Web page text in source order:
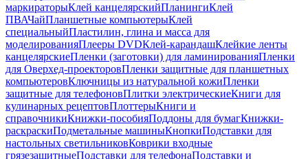
маркираторыКлей канцелярскийПланингиКлей
ПВАЧайПланшетные компьютерыКлей
специальныйПластилин, глина и масса для
моделированияПлееры DVDКлей-карандашКлейкие ленты
канцелярскиеПленки (заготовки) для ламинированияПленки
для Оверхед-проекторовПленки защитные для планшетных
компьютеровКлючницы из натуральной кожиПленки
защитные для телефоновПлитки электрическиеКниги для
кулинарных рецептовПлоттерыКниги и
справочникиКнижки-пособияПоддоны для бумагКнижки-
раскраскиПодметальные машиныКнопкиПодставки для
настольных светильниковКоврики входные
грязезащитныеПодставки для телефонаПодставки и